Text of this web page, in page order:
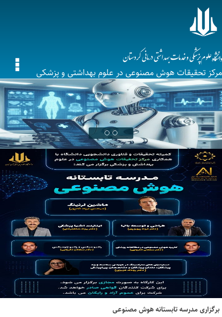
مرکز تحقیقات هوش مصنوعی در علوم بهداشتی و پزشکی
برگزاری مدرسه تابستانه هوش مصنوعی